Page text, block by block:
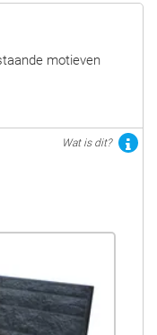
motieven
Wat is dit?